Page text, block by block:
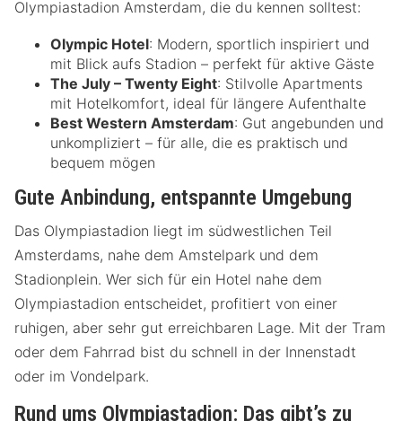
Olympiastadion Amsterdam, die du kennen solltest:
Olympic Hotel: Modern, sportlich inspiriert und
mit Blick aufs Stadion – perfekt für aktive Gäste
The July – Twenty Eight: Stilvolle Apartments
mit Hotelkomfort, ideal für längere Aufenthalte
Best Western Amsterdam: Gut angebunden und
unkompliziert – für alle, die es praktisch und
bequem mögen
Gute Anbindung, entspannte Umgebung
Das Olympiastadion liegt im südwestlichen Teil
Amsterdams, nahe dem Amstelpark und dem
Stadionplein. Wer sich für ein Hotel nahe dem
Olympiastadion entscheidet, profitiert von einer
ruhigen, aber sehr gut erreichbaren Lage. Mit der Tram
oder dem Fahrrad bist du schnell in der Innenstadt
oder im Vondelpark.
Rund ums Olympiastadion: Das gibt’s zu